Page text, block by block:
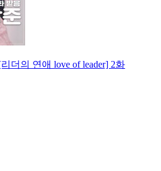
더의 연애 love of leader] 2화